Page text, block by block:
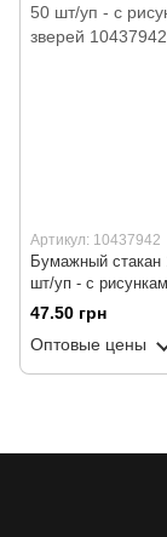
Артикул: 10437942
Бумажный стакан
шт/уп - с
47.50 грн
Оптовые цены